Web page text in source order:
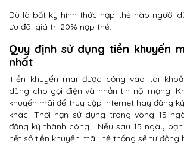
Dù là bất kỳ hình thức nạp thẻ nào người
ưu đãi giá trị 20% nạp thẻ.
Quy định sử dụng tiền khuyến
nhất
Tiền khuyến mãi được cộng vào tài
dùng cho gọi điện và nhắn tin nội mạng.
khuyến mãi để truy cập Internet hay đăng
khác. Thời hạn sử dụng trong vòng 15
đăng ký thành công. Nếu sau 15 ngày
hết số tiền khuyến mãi, hệ thống sẽ tự động